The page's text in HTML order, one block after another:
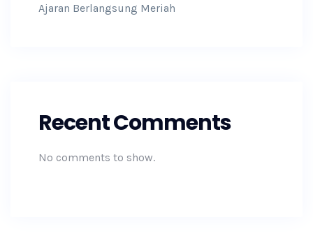
Ajaran Berlangsung Meriah
Recent Comments
No comments to show.